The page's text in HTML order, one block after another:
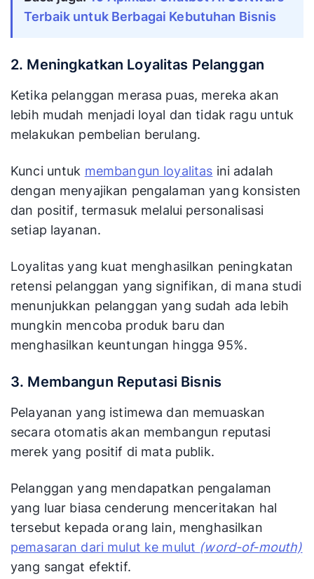
Terbaik untuk Berbagai Kebutuhan Bisnis
2. Meningkatkan Loyalitas Pelanggan
Ketika pelanggan merasa puas, mereka akan
lebih mudah menjadi loyal dan tidak ragu untuk
melakukan pembelian berulang.
Kunci untuk membangun loyalitas ini adalah
dengan menyajikan pengalaman yang konsisten
dan positif, termasuk melalui personalisasi
setiap layanan.
Loyalitas yang kuat menghasilkan peningkatan
retensi pelanggan yang signifikan, di mana studi
menunjukkan pelanggan yang sudah ada lebih
mungkin mencoba produk baru dan
menghasilkan keuntungan hingga 95%.
3. Membangun Reputasi Bisnis
Pelayanan yang istimewa dan memuaskan
secara otomatis akan membangun reputasi
merek yang positif di mata publik.
Pelanggan yang mendapatkan pengalaman
yang luar biasa cenderung menceritakan hal
tersebut kepada orang lain, menghasilkan
pemasaran dari mulut ke mulut (word-of-mouth)
yang sangat efektif.